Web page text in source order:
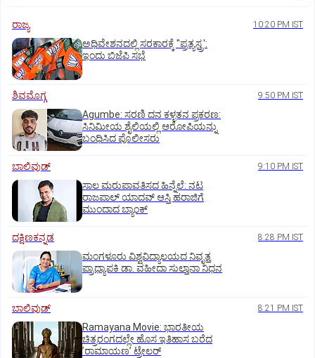
ರಾಜ್ಯ 10:20 PM IST
ಅಧಿವೇಶನದಲ್ಲಿ ಸರಕಾರಕ್ಕೆ "ಪ್ರತ್ಯಸ್ತ್ರ':
ಇಂದು ಬಿಜೆಪಿ ಸಭೆ
ಶಿವಮೊಗ್ಗ 9:50 PM IST
Agumbe: ಸರಣಿ ದನ ಕಳ್ಳತನ ಪ್ರಕರಣ:
ಸಿನಿಮೀಯ ಶೈಲಿಯಲ್ಲಿ ಆರೋಪಿಯನ್ನು
ಬಂಧಿಸಿದ ಪೊಲೀಸರು
ಬಾಲಿವುಡ್‌ 9:10 PM IST
ಸಾಲ ಮರುಪಾವತಿಸದ ಹಿನ್ನೆಲೆ: ನಟ
ರಾಜಪಾಲ್ ಯಾದವ್‌ ಆಸ್ತಿ ಹರಾಜಿಗೆ
ಮುಂದಾದ ಬ್ಯಾಂಕ್
ದಕ್ಷಿಣಕನ್ನಡ 8:28 PM IST
ಮಂಗಳೂರು ವಿಶ್ವವಿದ್ಯಾಲಯದ ನಿವೃತ್ತ
ಪ್ರಾಧ್ಯಾಪಕಿ ಡಾ. ವಹೀದಾ ಸುಲ್ತಾನಾ ನಿಧನ
ಬಾಲಿವುಡ್‌ 8:21 PM IST
Ramayana Movie: ಭಾರತೀಯ
ಚಿತ್ರರಂಗದಲ್ಲೇ ಹೊಸ ಇತಿಹಾಸ ಬರೆದ
ʼರಾಮಾಯಣʼ ಟ್ರೇಲರ್